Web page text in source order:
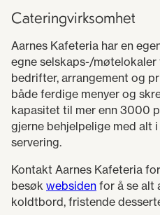
Cateringvirksomhet
Aarnes Kafeteria har en
egne selskaps-/møtelokaler
bedrifter, arrangement og
både ferdige menyer og
kapasitet til mer enn 3000
gjerne behjelpelige med alt
servering.
Kontakt Aarnes Kafeteria
besøk websiden for å se alt
koldtbord, fristende